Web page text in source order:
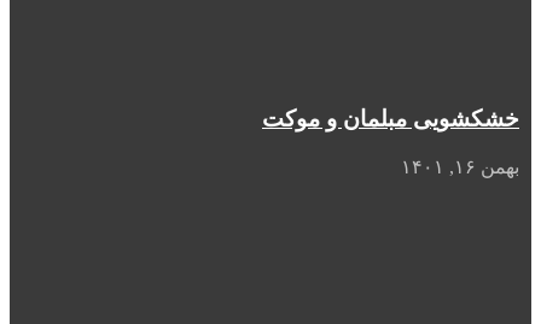
خشکشویی مبلمان و موکت
بهمن ۱۶, ۱۴۰۱